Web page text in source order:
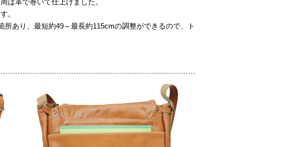
は革で巻いて仕上げました。
。
あり、最短約49～最長約115cmの調整ができるので、ト